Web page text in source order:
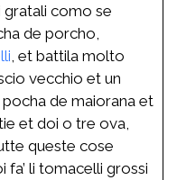
como se
de porcho,
, et battila molto
vecchio et un
de maiorana et
et doi o tre ova,
queste cose
fa’ li tomacelli grossi